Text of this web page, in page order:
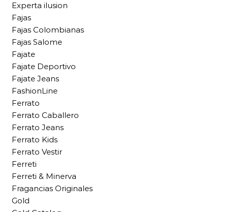
Experta ilusion
Fajas
Fajas Colombianas
Fajas Salome
Fajate
Fajate Deportivo
Fajate Jeans
FashionLine
Ferrato
Ferrato Caballero
Ferrato Jeans
Ferrato Kids
Ferrato Vestir
Ferreti
Ferreti & Minerva
Fragancias Originales
Gold